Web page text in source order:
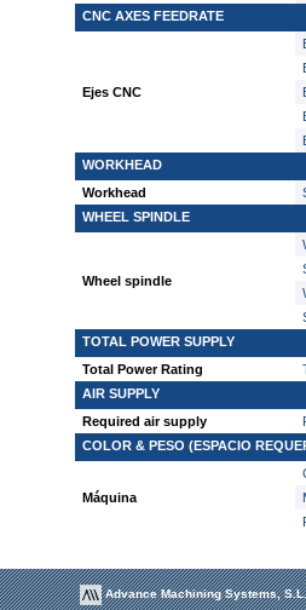
CNC AXES FEEDRATE
Ejes CNC
WORKHEAD
Workhead
WHEEL SPINDLE
Wheel spindle
TOTAL POWER SUPPLY
Total Power Rating
AIR SUPPLY
Required air supply
COLOR & PESO (ESPACIO
Máquina
Advance Machining Systems,